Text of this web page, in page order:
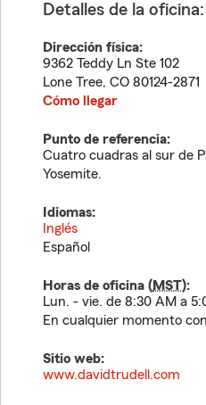
Detalles de la oficina:
Dirección física:
9362 Teddy Ln Ste 102
Lone Tree, CO 80124-2871
Cómo llegar
Punto de referencia:
Cuatro cuadras al sur de
Yosemite.
Idiomas:
Inglés
Español
Horas de oficina (MST):
Lun. - vie. de 8:30 AM a
En cualquier momento
Sitio web:
www.davidtrudell.com